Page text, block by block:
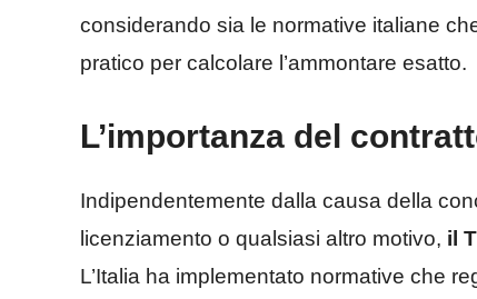
considerando sia le normative italiane
pratico per calcolare l’ammontare esatto.
L’importanza del
Indipendentemente dalla causa della
licenziamento o qualsiasi altro motivo, il
L’Italia ha implementato normative che